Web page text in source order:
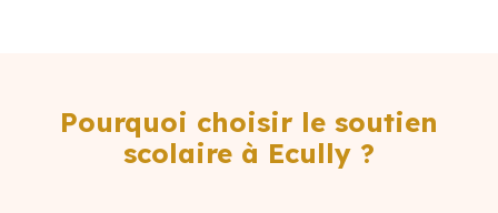
Pourquoi choisir le soutien
scolaire à Ecully ?